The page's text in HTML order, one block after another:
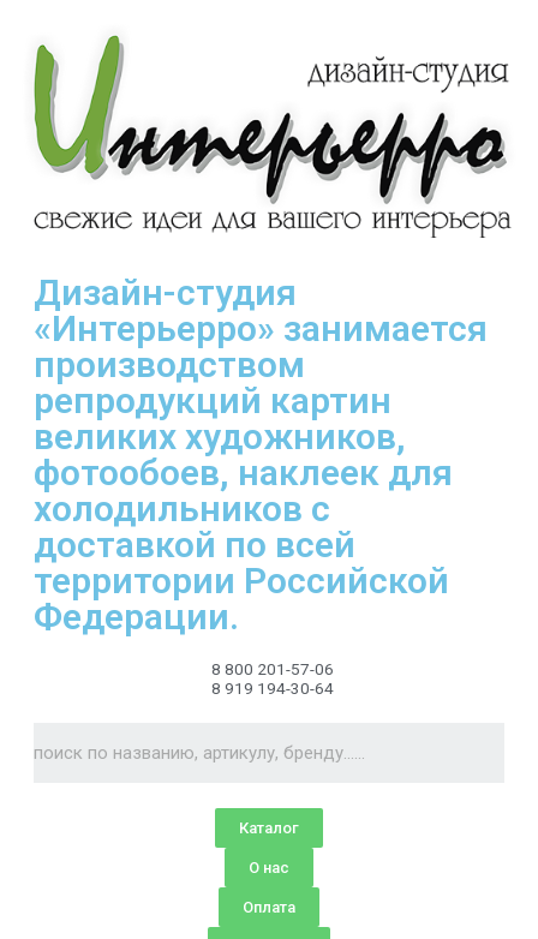
Дизайн-студия
«Интерьерро» занимается
производством
репродукций картин
великих художников,
фотообоев, наклеек для
холодильников с
доставкой по всей
территории Российской
Федерации.
8 800 201-57-06
8 919 194-30-64
Каталог
О нас
Оплата